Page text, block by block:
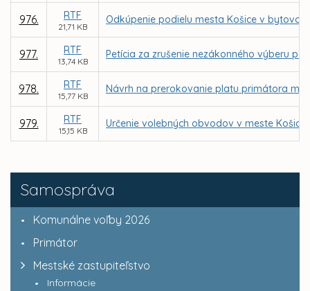
Samospráva
Komunálne voľby 2026
Primátor
Mestské zastupiteľstvo
Informácie
976. RTF
21,71 KB
Odkúpenie podielu mesta Košice v
977. RTF
13,74 KB
Petícia za zrušenie nezákonného výberu
978. RTF
15,77 KB
Návrh na prerokovanie platu primátora
979. RTF
15,15 KB
Určenie volebných obvodov v meste